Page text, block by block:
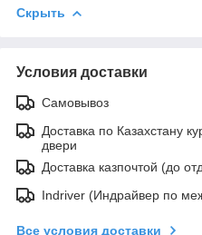
Скрыть
Условия доставки
Самовывоз
Доставка по Казахстану
двери
Доставка казпочтой (до
Indriver (Индрайвер по
Все условия доставки